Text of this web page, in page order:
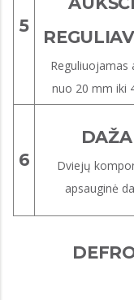
5
Reguliuojamas
nuo 20 mm iki
6
Dviejų
apsauginė